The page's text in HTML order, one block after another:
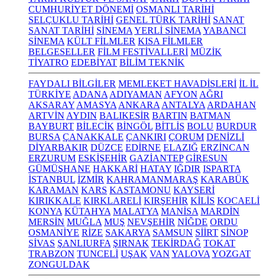
CUMHURİYET DÖNEMİ OSMANLI TARİHİ
SELÇUKLU TARİHİ GENEL TÜRK TARİHİ SANAT
SANAT TARİHİ SİNEMA YERLİ SİNEMA YABANCI
SİNEMA KÜLT FİLMLER KISA FİLMLER
BELGESELLER FİLM FESTİVALLERİ MÜZİK
TİYATRO EDEBİYAT BİLİM TEKNİK
FAYDALI BİLGİLER MEMLEKET HAVADİSLERİ İL İL
TÜRKİYE ADANA ADIYAMAN AFYON AĞRI
AKSARAY AMASYA ANKARA ANTALYA ARDAHAN
ARTVİN AYDIN BALIKESİR BARTIN BATMAN
BAYBURT BİLECİK BİNGÖL BİTLİS BOLU BURDUR
BURSA ÇANAKKALE ÇANKIRI ÇORUM DENİZLİ
DİYARBAKIR DÜZCE EDİRNE ELAZIĞ ERZİNCAN
ERZURUM ESKİŞEHİR GAZİANTEP GİRESUN
GÜMÜŞHANE HAKKARİ HATAY IĞDIR ISPARTA
İSTANBUL İZMİR KAHRAMANMARAŞ KARABÜK
KARAMAN KARS KASTAMONU KAYSERİ
KIRIKKALE KIRKLARELİ KIRŞEHİR KİLİS KOCAELİ
KONYA KÜTAHYA MALATYA MANİSA MARDİN
MERSİN MUĞLA MUŞ NEVŞEHİR NİĞDE ORDU
OSMANİYE RİZE SAKARYA SAMSUN SİİRT SİNOP
SİVAS ŞANLIURFA ŞIRNAK TEKİRDAĞ TOKAT
TRABZON TUNCELİ UŞAK VAN YALOVA YOZGAT
ZONGULDAK